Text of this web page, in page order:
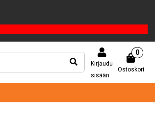
Kirjaudu
sisään
Ostoskori
0